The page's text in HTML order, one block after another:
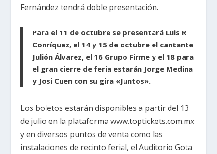
Fernández tendrá doble presentación.
Para el 11 de octubre se presentará Luis R
Conríquez, el 14 y 15 de octubre el cantante
Julión Álvarez, el 16 Grupo Firme y el 18 para
el gran cierre de feria estarán Jorge Medina
y Josi Cuen con su gira «Juntos».
Los boletos estarán disponibles a partir del 13
de julio en la plataforma www.toptickets.com.mx
y en diversos puntos de venta como las
instalaciones de recinto ferial, el Auditorio Gota